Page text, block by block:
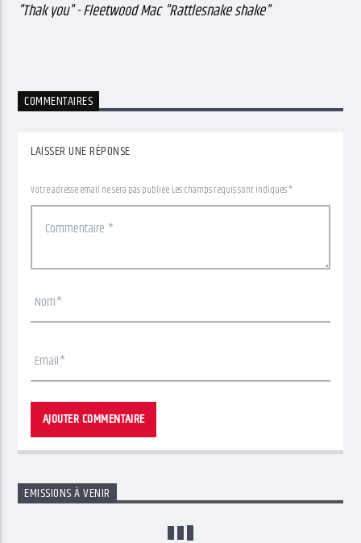
"Thak you" - Fleetwood Mac "Rattlesnake shake"
COMMENTAIRES
LAISSER UNE RÉPONSE
Votre adresse email ne sera pas publiée. Les champs requis sont indiqués *
EMISSIONS À VENIR